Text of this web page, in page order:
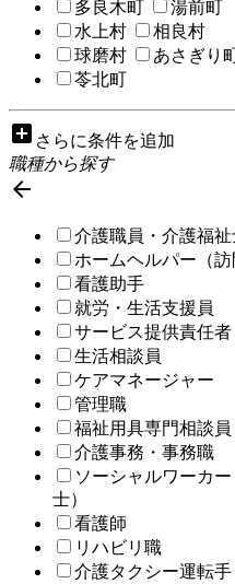
多良木町
湯前町
水上村
相良村
球磨村
あさぎり
苓北町
add_box さらに条件を追加
職種から探す

介護職員・介護福祉
ホームヘルパー（訪
看護助手
就労・生活支援員
サービス提供責任者
生活相談員
ケアマネージャー
管理職
福祉用具専門相談員
介護事務・事務職
ソーシャルワーカ
士）
看護師
リハビリ職
介護タクシー運転手